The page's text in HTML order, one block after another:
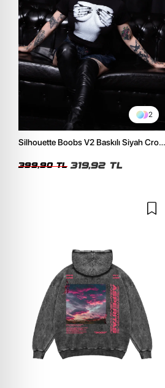
2
Silhouette Boobs V2 Baskılı Siyah Crop
399,90 TL 319,92 TL